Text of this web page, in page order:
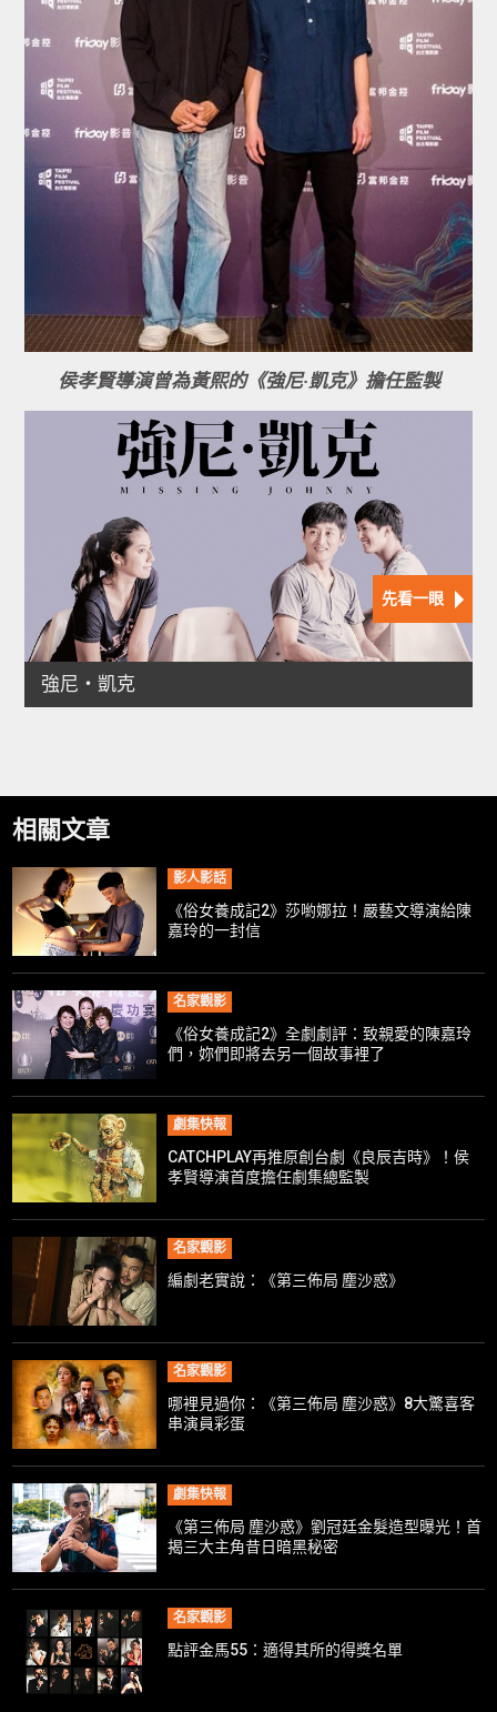
侯孝賢導演曾為黃熙的《強尼·凱克》擔任監製
相關文章
影人影話
《俗女養成記2》莎喲娜拉！嚴藝文導演給陳
嘉玲的一封信
名家觀影
《俗女養成記2》全劇劇評：致親愛的陳嘉玲
們，妳們即將去另一個故事裡了
劇集快報
CATCHPLAY再推原創台劇《良辰吉時》！侯
孝賢導演首度擔任劇集總監製
名家觀影
編劇老實說：《第三佈局 塵沙惑》
名家觀影
哪裡見過你：《第三佈局 塵沙惑》8大驚喜客
串演員彩蛋
劇集快報
《第三佈局 塵沙惑》劉冠廷金髮造型曝光！首
揭三大主角昔日暗黑秘密
名家觀影
點評金馬55：適得其所的得獎名單